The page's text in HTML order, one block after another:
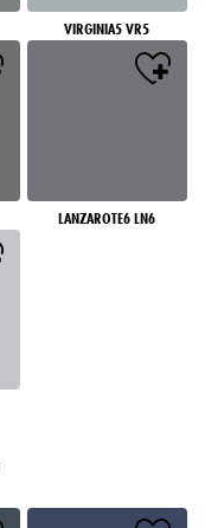
VIRGINIA5 VR5
LANZAROTE6 LN6